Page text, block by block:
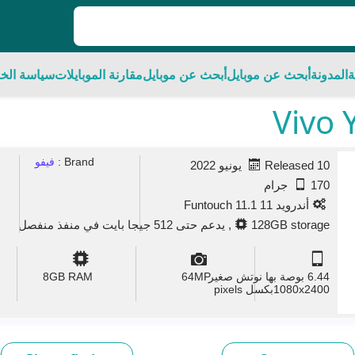
المدونةأبحث عن موبايلأبحث عن موبايلمقارنة الموبايلاتسياسة
Released 10 يونيو 2022
170 جرام
أندرويد 11 Funtouch 11.1
128GB storage, يدعم حتى 512 جيجا بايت في منفذ منفصل
Brand : فيفو
6.44 بوصة بها نوتش صغير
1080x2400بكسل pixels
64MP
8GB RAM